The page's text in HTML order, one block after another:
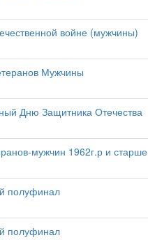
войне (мужчины)
Мужчины
Дню Защитника Отечества
мужчин 1962г.р и старше
полуфинал
полуфинал